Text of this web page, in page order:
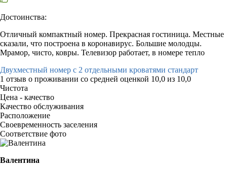
Достоинства:
Отличный компактный номер. Прекрасная гостиница. Местные
сказали, что построена в коронавирус. Большие молодцы.
Мрамор, чисто, ковры. Телевизор работает, в номере тепло
Двухместный номер с 2 отдельными кроватями стандарт
1 отзыв о проживании со средней оценкой 10,0 из 10,0
Чистота
Цена - качество
Качество обслуживания
Расположение
Своевременность заселения
Соответствие фото
Валентина